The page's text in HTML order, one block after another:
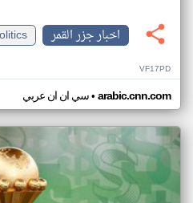
اخبار جزر القمر
VF17PD
سي ان ان عربي• arabic.cnn.com